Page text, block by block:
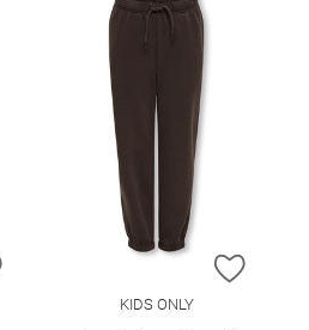
ZUR WUNSCHLISTE HINZUFÜGEN
ZUR
KIDS ONLY